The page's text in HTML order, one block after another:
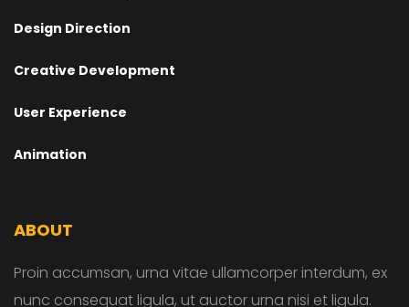
Design Direction
Creative Development
User Experience
Animation
ABOUT
Proin accumsan, urna vitae ullamcorper interdum, ex
nunc consequat ligula, ut auctor urna nisi et ligula.